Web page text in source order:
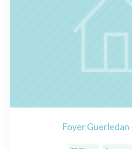
Foyer Guerledan